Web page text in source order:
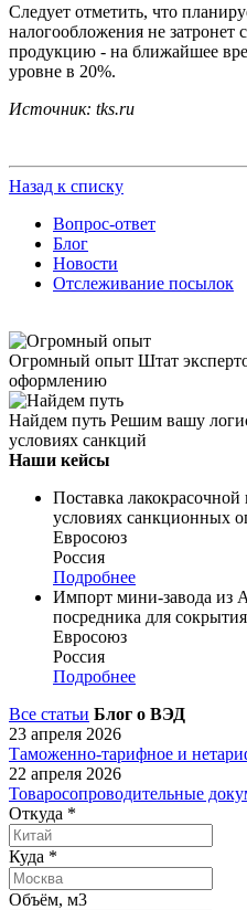
Следует отметить, что
налогообложения не
продукцию - на ближайшее
уровне в 20%.
Источник: tks.ru
Назад к списку
Вопрос-ответ
Блог
Новости
Отслеживание посылок
Огромный опыт Штат
оформлению
Найдем путь Решим вашу
условиях санкций
Наши кейсы
Поставка
условиях санкционных
Евросоюз
Россия
Подробнее
Импорт мини-завода из
посредника для
Евросоюз
Россия
Подробнее
Все статьи Блог о ВЭД
23 апреля 2026
Таможенно-тарифное и
22 апреля 2026
Товаросопроводительные
Откуда *
Куда *
Объём, м3